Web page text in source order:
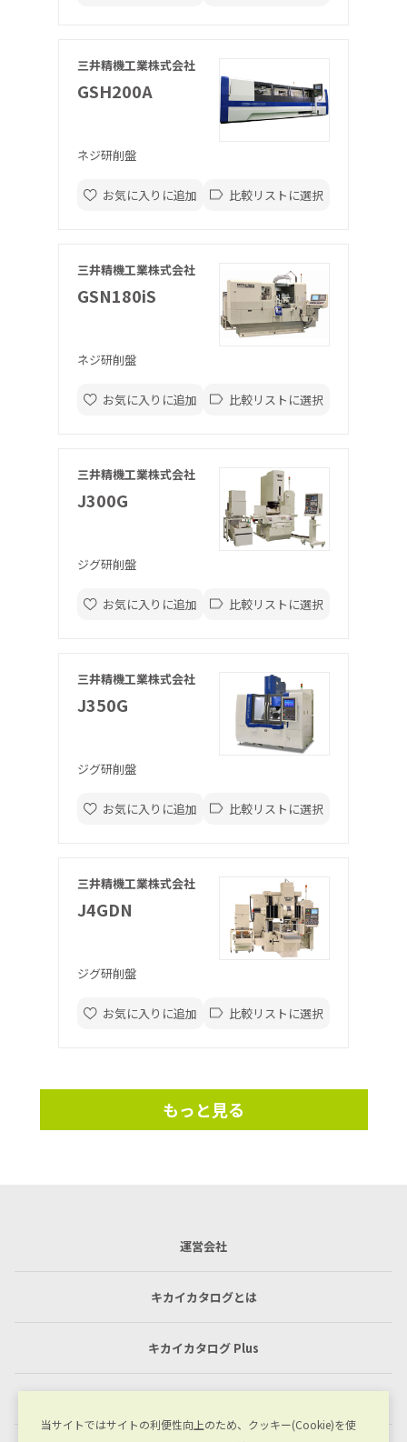
三井精機工業株式会社
GSH200A
ネジ研削盤
お気に入りに追加 比較リストに選択
三井精機工業株式会社
GSN180iS
ネジ研削盤
お気に入りに追加 比較リストに選択
三井精機工業株式会社
J300G
ジグ研削盤
お気に入りに追加 比較リストに選択
三井精機工業株式会社
J350G
ジグ研削盤
お気に入りに追加 比較リストに選択
三井精機工業株式会社
J4GDN
ジグ研削盤
お気に入りに追加 比較リストに選択
もっと見る
運営会社
キカイカタログとは
キカイカタログ Plus
当サイトではサイトの利便性向上のため、クッキー(Cookie)を使